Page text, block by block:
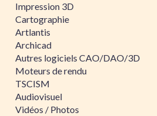
Impression 3D
Cartographie
Artlantis
Archicad
Autres logiciels CAO/DAO/3D
Moteurs de rendu
TSCISM
Audiovisuel
Vidéos / Photos